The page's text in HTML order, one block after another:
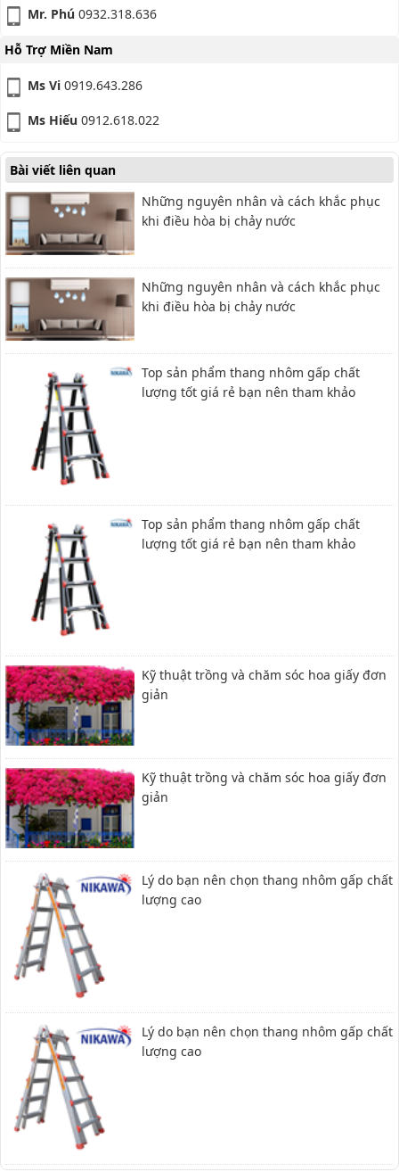
Mr. Phú 0932.318.636
Hỗ Trợ Miền Nam
Ms Vi 0919.643.286
Ms Hiếu 0912.618.022
Bài viết liên quan
Những nguyên nhân và cách khắc phục
khi điều hòa bị chảy nước
Những nguyên nhân và cách khắc phục
khi điều hòa bị chảy nước
Top sản phẩm thang nhôm gấp chất
lượng tốt giá rẻ bạn nên tham khảo
Top sản phẩm thang nhôm gấp chất
lượng tốt giá rẻ bạn nên tham khảo
Kỹ thuật trồng và chăm sóc hoa giấy đơn
giản
Kỹ thuật trồng và chăm sóc hoa giấy đơn
giản
Lý do bạn nên chọn thang nhôm gấp chất
lượng cao
Lý do bạn nên chọn thang nhôm gấp chất
lượng cao